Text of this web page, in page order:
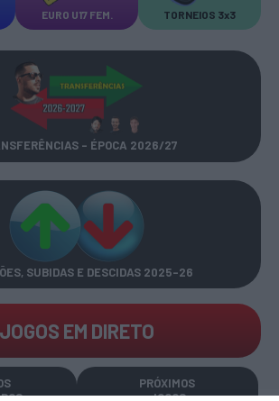
EURO U17 FEM. TORNEIOS 3x3
- ÉPOCA 2026/27
SUBIDAS E DESCIDAS 2025-26
JOGOS EM DIRETO
PRÓXIMOS
JOGOS